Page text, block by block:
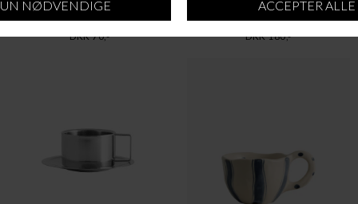
HÅNDPLUKKET
BRUN/BLÅ RAFU VISKESTYKKE
DKK 70,-
HÅNDPLUKKET
KROM LUCINDUS FAD L
DKK 180,-